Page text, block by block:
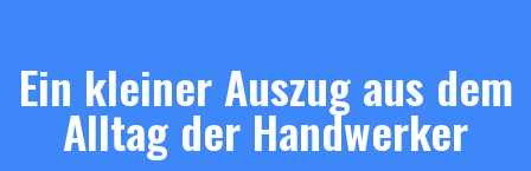
Ein kleiner Auszug aus dem
Alltag der Handwerker